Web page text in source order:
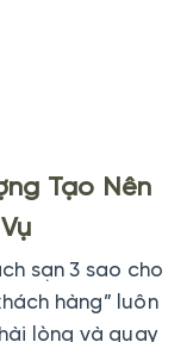
Tạo Nên
sạn 3 sao cho
hàng” luôn
lòng và quay